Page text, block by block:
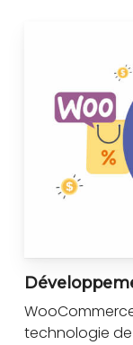
technologie